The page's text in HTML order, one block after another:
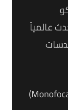
عالمياً